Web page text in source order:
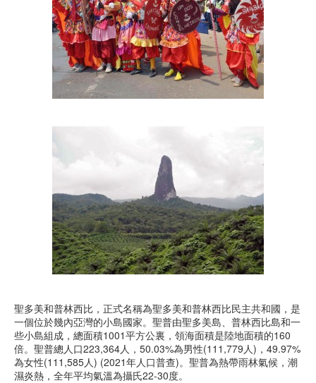
聖多美和普林西比，正式名稱為聖多美和普林西比民主共和國，是
一個位於幾內亞灣的小島國家。聖普由聖多美島、普林西比島和一
些小島組成，總面積1001平方公裏，領海面積是陸地面積的160
倍。聖普總人口223,364人，50.03%為男性(111,779人)，49.97%
為女性(111,585人) (2021年人口普查)。聖普為熱帶雨林氣候，潮
濕炎熱，全年平均氣溫為攝氏22-30度。